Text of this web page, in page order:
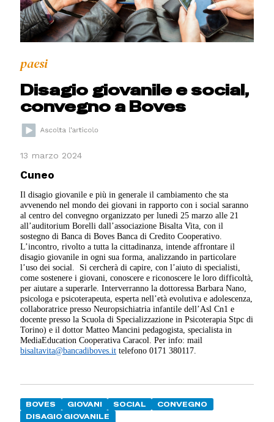
paesi
Disagio giovanile e social,
convegno a Boves
13 marzo 2024
Cuneo
Il disagio giovanile e più in generale il cambiamento che sta
avvenendo nel mondo dei giovani in rapporto con i social saranno
al centro del convegno organizzato per lunedì 25 marzo alle 21
all’auditorium Borelli dall’associazione Bisalta Vita, con il
sostegno di Banca di Boves Banca di Credito Cooperativo.
L’incontro, rivolto a tutta la cittadinanza, intende affrontare il
disagio giovanile in ogni sua forma, analizzando in particolare
l’uso dei social. Si cercherà di capire, con l’aiuto di specialisti,
come sostenere i giovani, conoscere e riconoscere le loro difficoltà,
per aiutare a superarle. Interverranno la dottoressa Barbara Nano,
psicologa e psicoterapeuta, esperta nell’età evolutiva e adolescenza,
collaboratrice presso Neuropsichiatria infantile dell’Asl Cn1 e
docente presso la Scuola di Specializzazione in Psicoterapia Stpc di
Torino) e il dottor Matteo Mancini pedagogista, specialista in
MediaEducation Cooperativa Caracol. Per info: mail
bisaltavita@bancadiboves.it telefono 0171 380117.
BOVES GIOVANI SOCIAL
CONVEGNO
DISAGIO GIOVANILE